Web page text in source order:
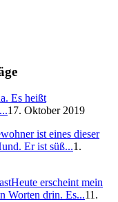
Es heißt
17. Oktober 2019
ist eines dieser
Er ist süß...1.
Heute erscheint mein
Worten drin. Es...11.